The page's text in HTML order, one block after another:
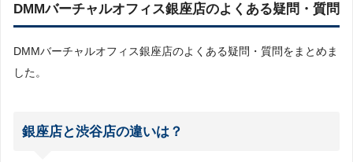
DMMバーチャルオフィス銀座店のよくある疑問・質問
DMMバーチャルオフィス銀座店のよくある疑問・質問をまとめま
した。
銀座店と渋谷店の違いは？